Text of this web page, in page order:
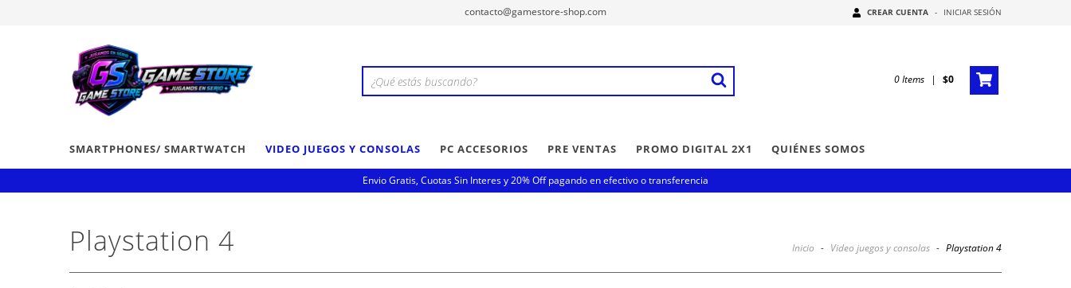
contacto@gamestore-shop.com CREAR CUENTA - INICIAR SESIÓN
0Items | $0
SMARTPHONES/ SMARTWATCH VIDEO JUEGOS Y CONSOLAS PC ACCESORIOS PRE VENTAS PROMO DIGITAL 2X1 QUIÉNES SOMOS
Envio Gratis, Cuotas Sin Interes y 20% Off pagando en efectivo o transferencia
Playstation 4 Inicio - Video juegos y consolas - Playstation 4